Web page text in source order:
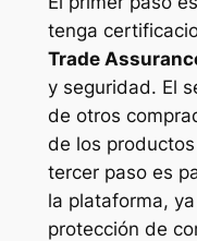
tenga
Trade
y seguridad. El
de otros
de los
tercer paso es
la plataforma,
protección de